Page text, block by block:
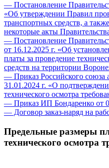
— Постановление
«Об утверждении Правил
транспортных средств, а
некоторые акты
— Постановление
от 16.12.2025 г. «Об
платы за проведение
средств на территории
— Приказ Российского
31.01.2024 г. «О
технического осмотра
— Приказ ИП Бондаренко от
— Договор заказ-наряд на
Предельные размеры
технического осмотра